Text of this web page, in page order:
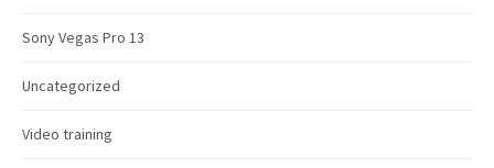
Sony Vegas Pro 13
Uncategorized
Video training